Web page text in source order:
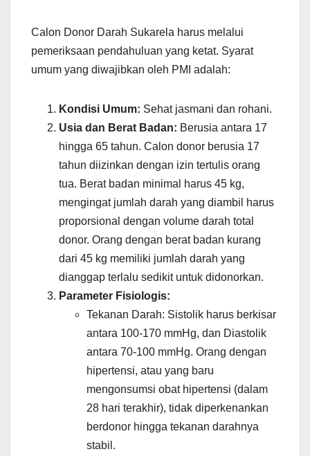
Calon Donor Darah Sukarela harus melalui
pemeriksaan pendahuluan yang ketat. Syarat
umum yang diwajibkan oleh PMI adalah:
Kondisi Umum: Sehat jasmani dan rohani.
Usia dan Berat Badan: Berusia antara 17
hingga 65 tahun. Calon donor berusia 17
tahun diizinkan dengan izin tertulis orang
tua. Berat badan minimal harus 45 kg,
mengingat jumlah darah yang diambil harus
proporsional dengan volume darah total
donor. Orang dengan berat badan kurang
dari 45 kg memiliki jumlah darah yang
dianggap terlalu sedikit untuk didonorkan.
Parameter Fisiologis:
Tekanan Darah: Sistolik harus berkisar
antara 100-170 mmHg, dan Diastolik
antara 70-100 mmHg. Orang dengan
hipertensi, atau yang baru
mengonsumsi obat hipertensi (dalam
28 hari terakhir), tidak diperkenankan
berdonor hingga tekanan darahnya
stabil.